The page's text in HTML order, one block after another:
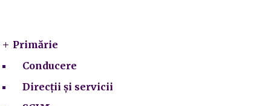
Primărie
Conducere
Direcții și servicii